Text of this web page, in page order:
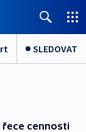
SLEDOVAT
cennosti